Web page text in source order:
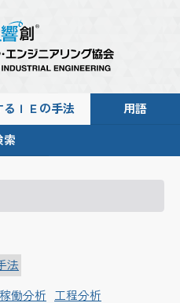
ＩＥの手法 用語
索
法
稼働分析
工程分析